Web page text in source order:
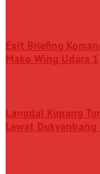
Exit Briefing
Mako Wing Udara 1
Lanudal Kupang
Lewat Dukyanbang